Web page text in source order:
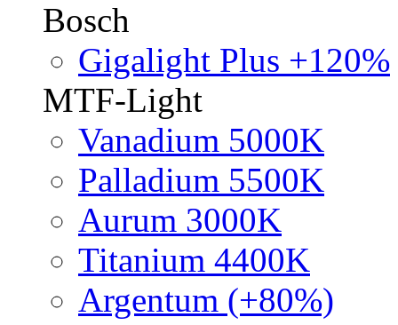
Bosch
Gigalight Plus +120%
MTF-Light
Vanadium 5000K
Palladium 5500K
Aurum 3000K
Titanium 4400K
Argentum (+80%)